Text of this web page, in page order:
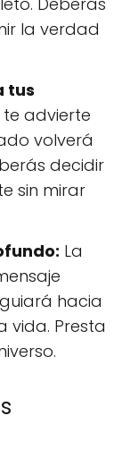
la verdad
tus
te advierte
volverá
decidir
sin mirar
La
hacia
vida. Presta